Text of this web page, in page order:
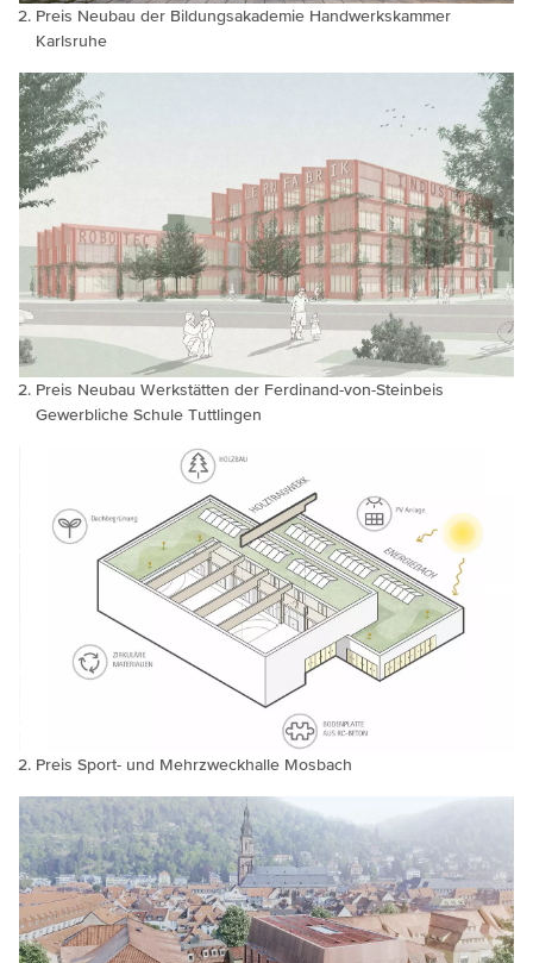
Preis Neubau der Bildungsakademie Handwerkskammer
Karlsruhe
Preis Neubau Werkstätten der Ferdinand-von-Steinbeis
Gewerbliche Schule Tuttlingen
Preis Sport- und Mehrzweckhalle Mosbach